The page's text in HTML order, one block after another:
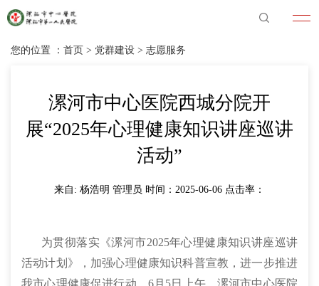
您的位置 ： 首页 > 党群建设 > 志愿服务
漯河市中心医院西城分院开
展“2025年心理健康知识讲座巡讲
活动”
来自: 杨浩明 管理员 时间：2025-06-06 点击率：
为贯彻落实《漯河市2025年心理健康知识讲座巡讲
活动计划》，加强心理健康知识科普宣教，进一步推进
我市心理健康促进行动。6月5日上午，漯河市中心医院